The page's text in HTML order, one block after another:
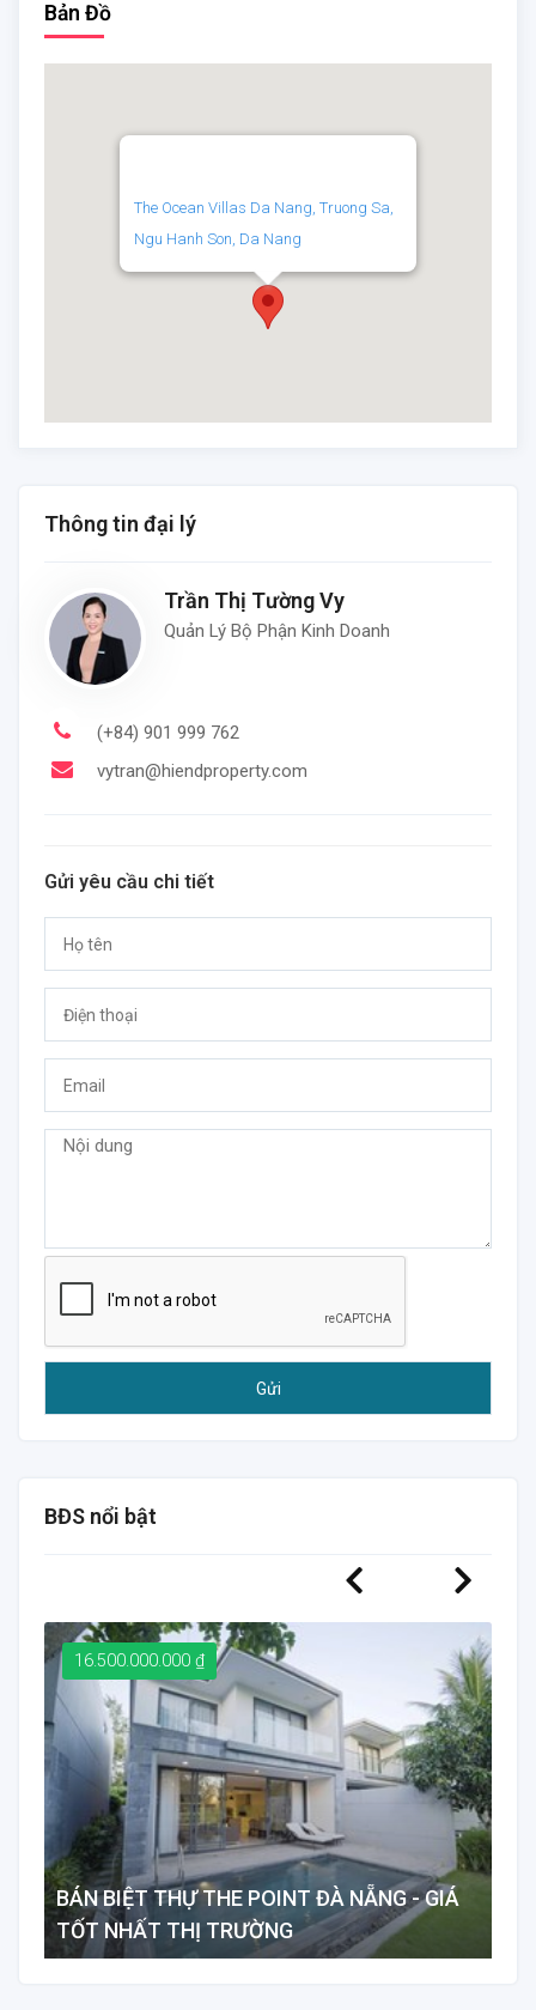
Bản Đồ
The Ocean Villas Da Nang, Truong Sa,
Ngu Hanh Son, Da Nang
Thông tin đại lý
Trần Thị Tường Vy
Quản Lý Bộ Phận Kinh Doanh
(+84) 901 999 762
vytran@hiendproperty.com
Gửi yêu cầu chi tiết
BĐS nổi bật
16.500.000.000 ₫
BÁN BIỆT THỰ THE POINT ĐÀ NẴNG - GIÁ
TỐT NHẤT THỊ TRƯỜNG